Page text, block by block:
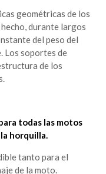
geométricas de los
durante largos
del peso del
Los soportes de
de los
todas las motos
horquilla.
tanto para el
de la moto.